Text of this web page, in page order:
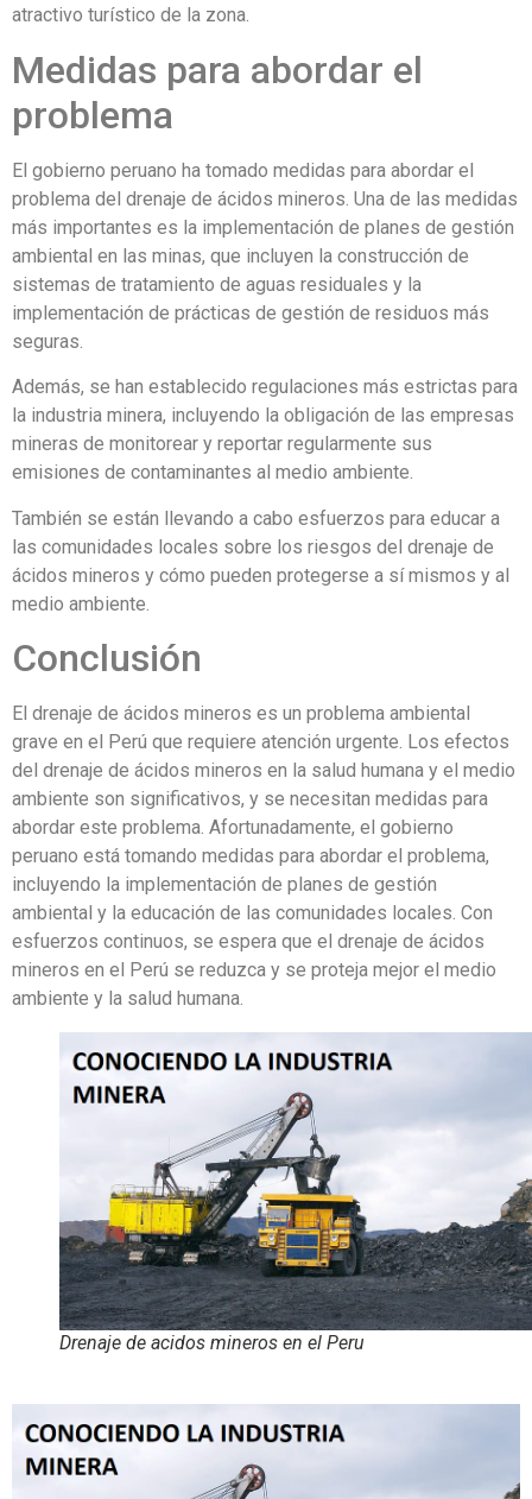
atractivo turístico de la zona.
Medidas para abordar el
problema
El gobierno peruano ha tomado medidas para abordar el
problema del drenaje de ácidos mineros. Una de las medidas
más importantes es la implementación de planes de gestión
ambiental en las minas, que incluyen la construcción de
sistemas de tratamiento de aguas residuales y la
implementación de prácticas de gestión de residuos más
seguras.
Además, se han establecido regulaciones más estrictas para
la industria minera, incluyendo la obligación de las empresas
mineras de monitorear y reportar regularmente sus
emisiones de contaminantes al medio ambiente.
También se están llevando a cabo esfuerzos para educar a
las comunidades locales sobre los riesgos del drenaje de
ácidos mineros y cómo pueden protegerse a sí mismos y al
medio ambiente.
Conclusión
El drenaje de ácidos mineros es un problema ambiental
grave en el Perú que requiere atención urgente. Los efectos
del drenaje de ácidos mineros en la salud humana y el medio
ambiente son significativos, y se necesitan medidas para
abordar este problema. Afortunadamente, el gobierno
peruano está tomando medidas para abordar el problema,
incluyendo la implementación de planes de gestión
ambiental y la educación de las comunidades locales. Con
esfuerzos continuos, se espera que el drenaje de ácidos
mineros en el Perú se reduzca y se proteja mejor el medio
ambiente y la salud humana.
Drenaje de acidos mineros en el Peru